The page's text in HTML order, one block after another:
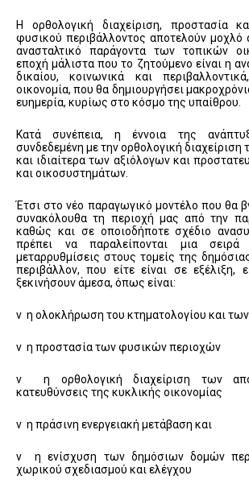
Η ορθολογική διαχείριση, προστασία
φυσικού περιβάλλοντος αποτελούν μοχλό
ανασταλτικό παράγοντα των τοπικών
εποχή μάλιστα που το ζητούμενο είναι η
δικαίου, κοινωνικά και
οικονομία, που θα δημιουργήσει
ευημερία, κυρίως στο κόσμο της υπαίθρου.
Κατά συνέπεια, η έννοια της
συνδεδεμένη με την ορθολογική διαχείριση
και ιδιαίτερα των αξιόλογων και
και οικοσυστημάτων.
Έτσι στο νέο παραγωγικό μοντέλο που θα
συνακόλουθα τη περιοχή μας από την
καθώς και σε οποιοδήποτε σχέδιο
πρέπει να παραλείπονται μια σειρά
μεταρρυθμίσεις στους τομείς της
περιβάλλον, που είτε είναι σε εξέλιξη,
ξεκινήσουν άμεσα, όπως είναι:
v η ολοκλήρωση του κτηματολογίου και
v η προστασία των φυσικών περιοχών
v η ορθολογική διαχείριση των
κατευθύνσεις της κυκλικής οικονομίας
v η πράσινη ενεργειακή μετάβαση και
v η ενίσχυση των δημόσιων δομών
χωρικού σχεδιασμού και ελέγχου